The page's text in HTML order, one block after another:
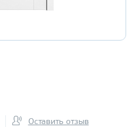
Оставить отзыв